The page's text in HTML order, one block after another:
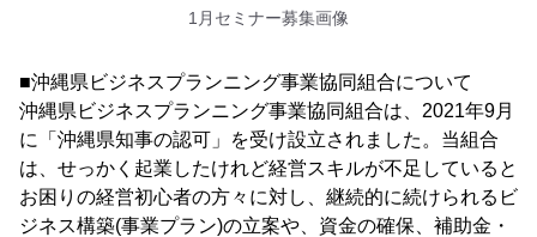
1月セミナー募集画像
■沖縄県ビジネスプランニング事業協同組合について
沖縄県ビジネスプランニング事業協同組合は、2021年9月
に「沖縄県知事の認可」を受け設立されました。当組合
は、せっかく起業したけれど経営スキルが不足していると
お困りの経営初心者の方々に対し、継続的に続けられるビ
ジネス構築(事業プラン)の立案や、資金の確保、補助金・